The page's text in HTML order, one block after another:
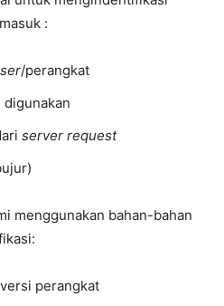
:
/perangkat
server request
menggunakan bahan-bahan
perangkat